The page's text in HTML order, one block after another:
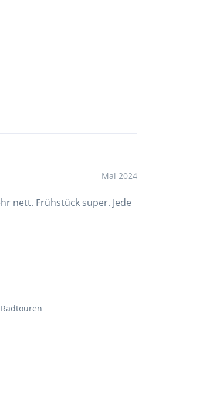
Mai 2024
nett. Frühstück super. Jede
Radtouren